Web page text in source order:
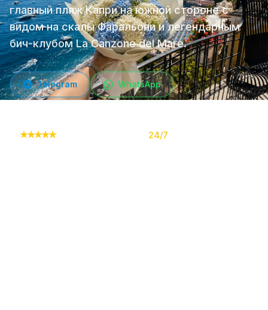
главный пляж Капри на южной стороне с
видом на скалы Фаральони и легендарным
бич-клубом La Canzone del Mare.
Telegram WhatsApp
★★★★★ 24/7